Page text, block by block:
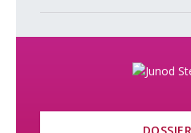
toutes les commodités